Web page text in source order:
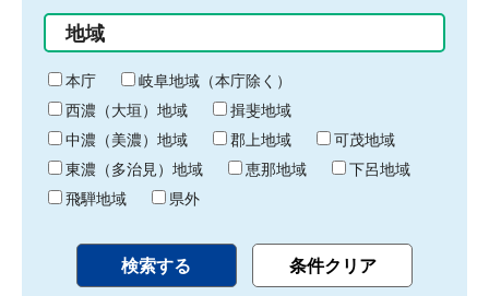
始
り
間
終
わ
り
地域
本庁
岐阜地域（本庁除く）
西濃（大垣）地域
揖斐地域
中濃（美濃）地域
郡上地域
可茂地域
東濃（多治見）地域
恵那地域
下呂地域
飛騨地域
県外